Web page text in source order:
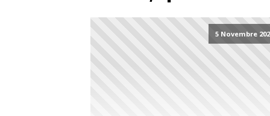
5 Novembre